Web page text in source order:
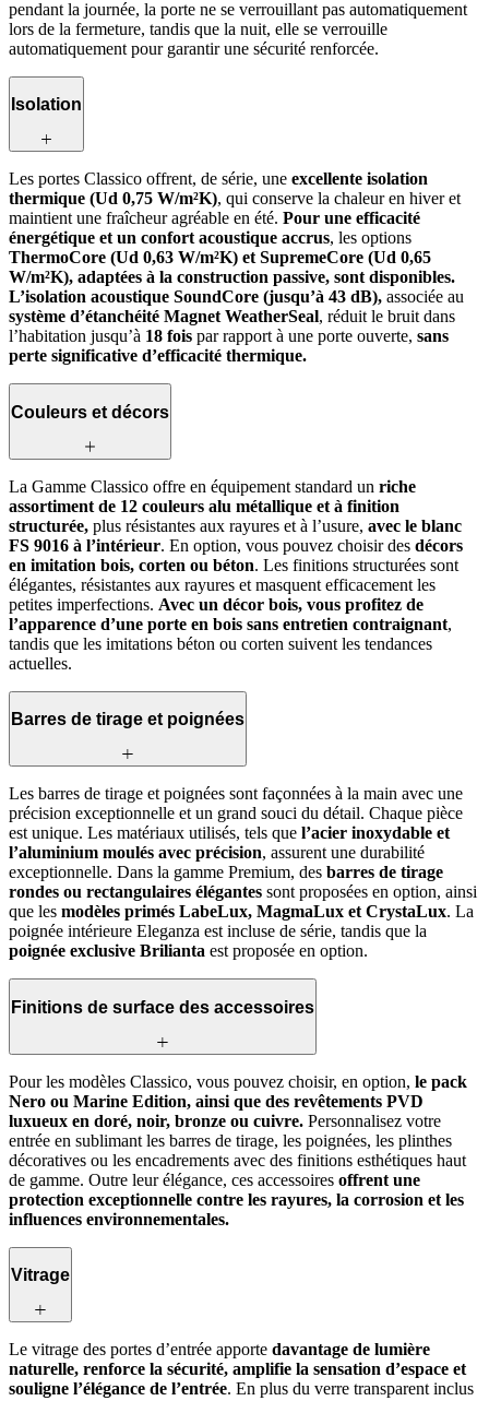
pendant la journée, la porte ne se verrouillant pas automatiquement
lors de la fermeture, tandis que la nuit, elle se verrouille
automatiquement pour garantir une sécurité renforcée.
Isolation
Les portes Classico offrent, de série, une excellente isolation
thermique (Ud 0,75 W/m²K), qui conserve la chaleur en hiver et
maintient une fraîcheur agréable en été. Pour une efficacité
énergétique et un confort acoustique accrus, les options
ThermoCore (Ud 0,63 W/m²K) et SupremeCore (Ud 0,65
W/m²K), adaptées à la construction passive, sont disponibles.
L’isolation acoustique SoundCore (jusqu’à 43 dB), associée au
système d’étanchéité Magnet WeatherSeal, réduit le bruit dans
l’habitation jusqu’à 18 fois par rapport à une porte ouverte, sans
perte significative d’efficacité thermique.
Couleurs et décors
La Gamme Classico offre en équipement standard un riche
assortiment de 12 couleurs alu métallique et à finition
structurée, plus résistantes aux rayures et à l’usure, avec le blanc
FS 9016 à l’intérieur. En option, vous pouvez choisir des décors
en imitation bois, corten ou béton. Les finitions structurées sont
élégantes, résistantes aux rayures et masquent efficacement les
petites imperfections. Avec un décor bois, vous profitez de
l’apparence d’une porte en bois sans entretien contraignant,
tandis que les imitations béton ou corten suivent les tendances
actuelles.
Barres de tirage et poignées
Les barres de tirage et poignées sont façonnées à la main avec une
précision exceptionnelle et un grand souci du détail. Chaque pièce
est unique. Les matériaux utilisés, tels que l’acier inoxydable et
l’aluminium moulés avec précision, assurent une durabilité
exceptionnelle. Dans la gamme Premium, des barres de tirage
rondes ou rectangulaires élégantes sont proposées en option, ainsi
que les modèles primés LabeLux, MagmaLux et CrystaLux. La
poignée intérieure Eleganza est incluse de série, tandis que la
poignée exclusive Brilianta est proposée en option.
Finitions de surface des accessoires
Pour les modèles Classico, vous pouvez choisir, en option, le pack
Nero ou Marine Edition, ainsi que des revêtements PVD
luxueux en doré, noir, bronze ou cuivre. Personnalisez votre
entrée en sublimant les barres de tirage, les poignées, les plinthes
décoratives ou les encadrements avec des finitions esthétiques haut
de gamme. Outre leur élégance, ces accessoires offrent une
protection exceptionnelle contre les rayures, la corrosion et les
influences environnementales.
Vitrage
Le vitrage des portes d’entrée apporte davantage de lumière
naturelle, renforce la sécurité, amplifie la sensation d’espace et
souligne l’élégance de l’entrée. En plus du verre transparent inclus